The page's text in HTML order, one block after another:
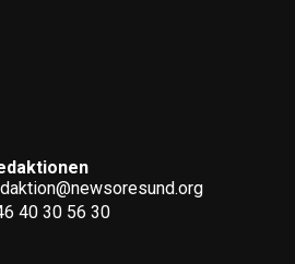
40 30 56 30